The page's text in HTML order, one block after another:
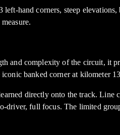
hand corners, steep
and complexity of the circuit, it
banked corner at kilometer
directly onto the track.
driver, full focus. The limited